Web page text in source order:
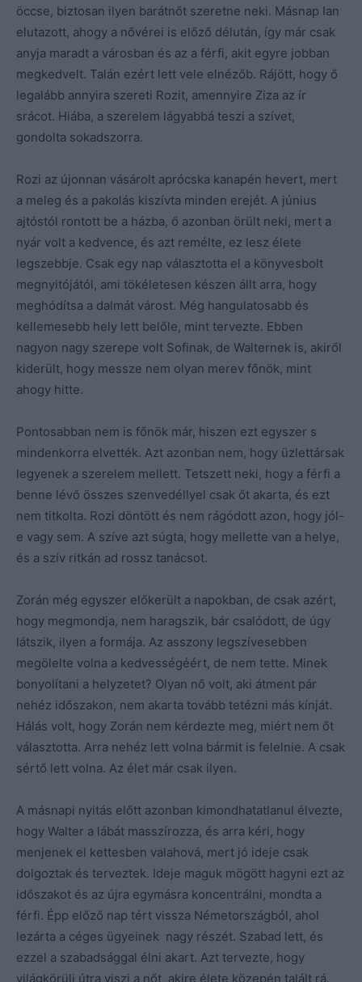
öccse, biztosan ilyen barátnőt szeretne neki. Másnap Ian
elutazott, ahogy a nővérei is előző délután, így már csak
anyja maradt a városban és az a férfi, akit egyre jobban
megkedvelt. Talán ezért lett vele elnézőb. Rájött, hogy ő
legalább annyira szereti Rozit, amennyire Ziza az ír
srácot. Hiába, a szerelem lágyabbá teszi a szívet,
gondolta sokadszorra.
Rozi az újonnan vásárolt aprócska kanapén hevert, mert
a meleg és a pakolás kiszívta minden erejét. A június
ajtóstól rontott be a házba, ő azonban örült neki, mert a
nyár volt a kedvence, és azt remélte, ez lesz élete
legszebbje. Csak egy nap választotta el a könyvesbolt
megnyitójától, ami tökéletesen készen állt arra, hogy
meghódítsa a dalmát várost. Még hangulatosabb és
kellemesebb hely lett belőle, mint tervezte. Ebben
nagyon nagy szerepe volt Sofinak, de Walternek is, akiről
kiderült, hogy messze nem olyan merev főnök, mint
ahogy hitte.
Pontosabban nem is főnök már, hiszen ezt egyszer s
mindenkorra elvették. Azt azonban nem, hogy üzlettársak
legyenek a szerelem mellett. Tetszett neki, hogy a férfi a
benne lévő összes szenvedéllyel csak őt akarta, és ezt
nem titkolta. Rozi döntött és nem rágódott azon, hogy jól-
e vagy sem. A szíve azt súgta, hogy mellette van a helye,
és a szív ritkán ad rossz tanácsot.
Zorán még egyszer előkerült a napokban, de csak azért,
hogy megmondja, nem haragszik, bár csalódott, de úgy
látszik, ilyen a formája. Az asszony legszívesebben
megölelte volna a kedvességéért, de nem tette. Minek
bonyolítani a helyzetet? Olyan nő volt, aki átment pár
nehéz időszakon, nem akarta tovább tetézni más kínját.
Hálás volt, hogy Zorán nem kérdezte meg, miért nem őt
választotta. Arra nehéz lett volna bármit is felelnie. A csak
sértő lett volna. Az élet már csak ilyen.
A másnapi nyitás előtt azonban kimondhatatlanul élvezte,
hogy Walter a lábát masszírozza, és arra kéri, hogy
menjenek el kettesben valahová, mert jó ideje csak
dolgoztak és terveztek. Ideje maguk mögött hagyni ezt az
időszakot és az újra egymásra koncentrálni, mondta a
férfi. Épp előző nap tért vissza Németországból, ahol
lezárta a céges ügyeinek nagy részét. Szabad lett, és
ezzel a szabadsággal élni akart. Azt tervezte, hogy
világkörüli útra viszi a nőt, akire élete közepén talált rá.